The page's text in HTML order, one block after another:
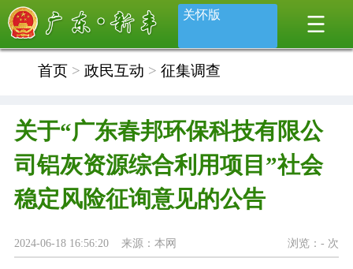
关怀版
首页> 政民互动 > 征集调查
关于“广东春邦环保科技有限公
司铝灰资源综合利用项目”社会
稳定风险征询意见的公告
浏览：- 次
2024-06-18 16:56:20 来源：本网